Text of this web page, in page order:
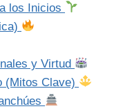
los Inicios
y Virtud
(Mitos Clave)